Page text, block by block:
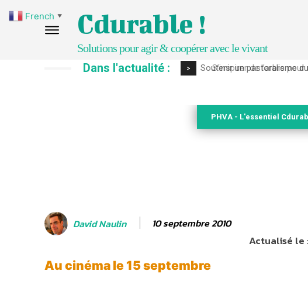
Cdurable !
Solutions pour agir & coopérer avec le vivant
Dans l'actualité : > S’inspirer de l’arbre pour
PHVA - L'essentiel
David Naulin 10 septembre 2010
Actualisé le
Au cinéma le 15 septembre
French ▼